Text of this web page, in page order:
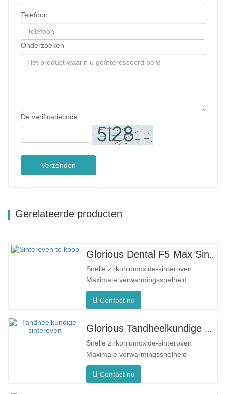
Telefoon
Onderzoeken
De verificatiecode
Verzenden
Gerelateerde producten
Glorious Dental F5 Max Sinteroven
Snelle zirkoniumoxide-sinteroven
Maximale verwarmingssnelheid
80°C/min. F5 Max Innovatief proces
Gelijkmatige oventemperatuur De F5
opwarmsnelheid van 80 °C per minuut.
De 360°-omtrekverwarming zorgt voor
een uniforme oventemperatuur en
consistente sinterresultaten…
Contact nu
Glorious Tandheelkundige Sinteroven F5 Pro
Snelle zirkoniumoxide-sinteroven
Maximale verwarmingssnelheid
200°C/min. F5 Pro Innovatief proces
Gelijkmatige oventemperatuur De F5
Contact nu